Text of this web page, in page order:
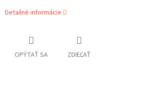
Detailné informácie
OPÝTAŤ SA ZDIEĽAŤ